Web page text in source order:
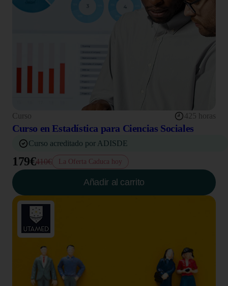
Curso 425 horas
Curso en Estadística para Ciencias Sociales
Curso acreditado por ADISDE
179€410€ La Oferta Caduca hoy
Añadir al carrito